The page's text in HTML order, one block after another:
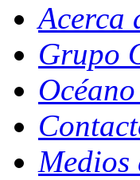
Acerca
Grupo
Medios